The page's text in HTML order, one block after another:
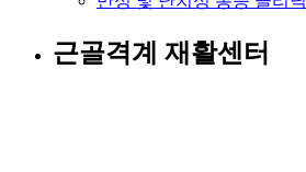
근골격계 재활센터